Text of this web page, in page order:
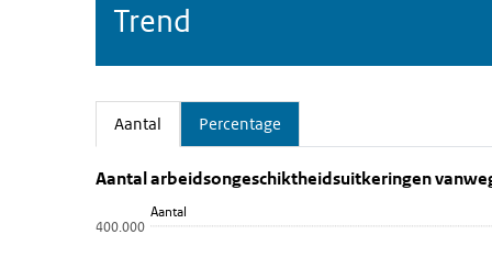
Trend
Aantal
(Actieve tab)
Percentage
Aantal
Sla de grafiek 'Aantal
Aantal
Lijn grafiek met 6 data punten.
Aantal
Aantal arbeidsongeschiktheidsuitkeringen
400.000